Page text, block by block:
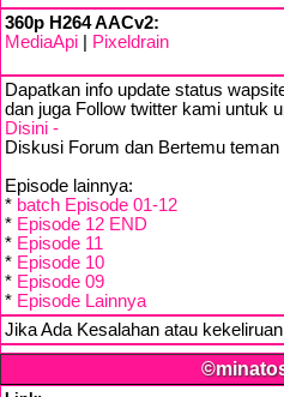
360p H264 AACv2:
MediaApi
Pixeldrain
Dapatkan info update status
dan juga Follow twitter kami untuk
Disini -
Diskusi Forum dan Bertemu teman
Episode lainnya:
* batch Episode 01-12
* Episode 12 END
* Episode 11
* Episode 10
* Episode 09
* Episode Lainnya
Jika Ada Kesalahan atau